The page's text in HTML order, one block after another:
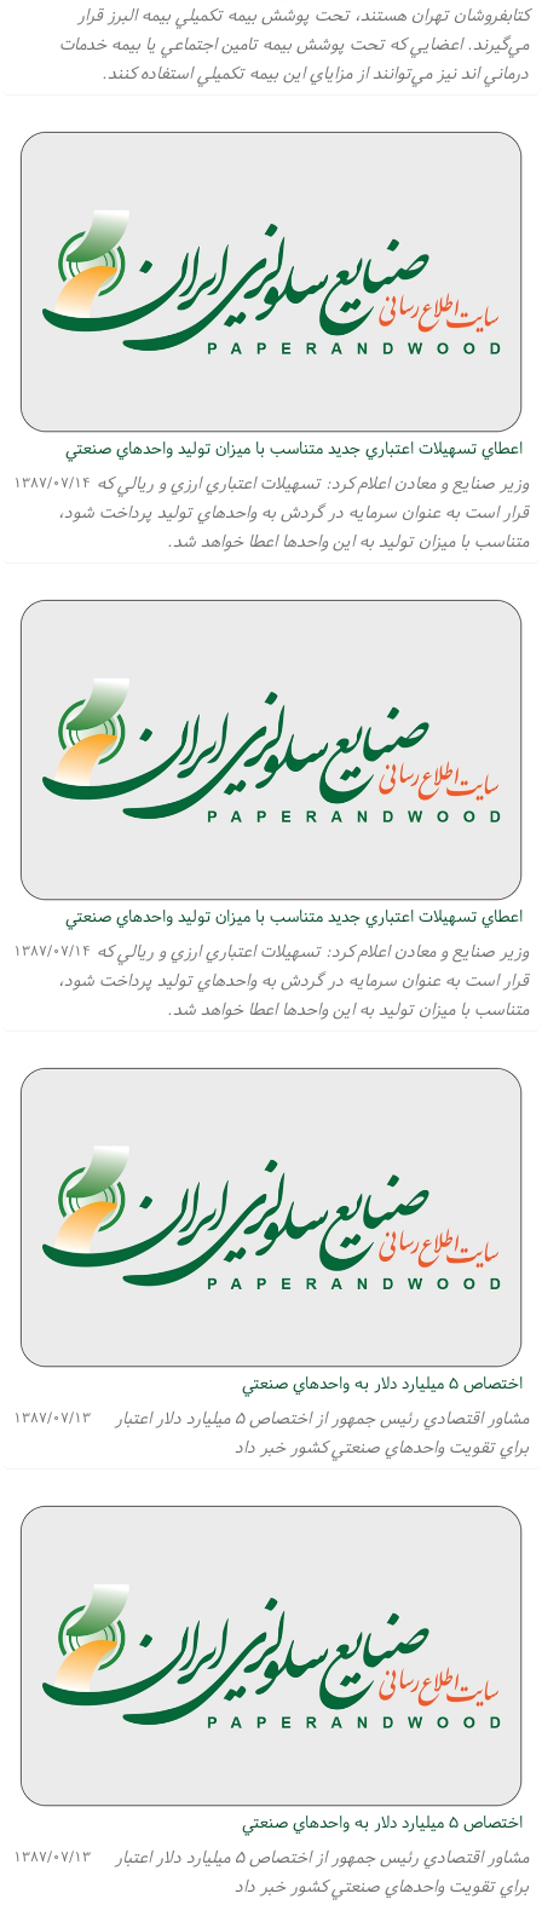
كتابفروشان تهران هستند، تحت پوشش بيمه تكميلي بيمه البرز قرار
مي‌گيرند. اعضايي كه تحت پوشش بيمه تامين اجتماعي يا بيمه خدمات
درماني اند نيز مي‌توانند از مزاياي اين بيمه تكميلي استفاده كنند.
اعطاي تسهيلات اعتباري جديد متناسب با ميزان توليد واحدهاي صنعتي
۱۳۸۷/۰۷/۱۴ وزير صنايع و معادن اعلام كرد: تسهيلات اعتباري ارزي و ريالي كه
قرار است به عنوان سرمايه در گردش به واحدهاي توليد پرداخت شود،
متناسب با ميزان توليد به اين واحدها اعطا خواهد شد.
اعطاي تسهيلات اعتباري جديد متناسب با ميزان توليد واحدهاي صنعتي
۱۳۸۷/۰۷/۱۴ وزير صنايع و معادن اعلام كرد: تسهيلات اعتباري ارزي و ريالي كه
قرار است به عنوان سرمايه در گردش به واحدهاي توليد پرداخت شود،
متناسب با ميزان توليد به اين واحدها اعطا خواهد شد.
اختصاص ۵ ميليارد دلار به واحدهاي صنعتي
۱۳۸۷/۰۷/۱۳
مشاور اقتصادي رئيس جمهور از اختصاص ۵ ميليارد دلار اعتبار
براي تقويت واحدهاي صنعتي كشور خبر داد
اختصاص ۵ ميليارد دلار به واحدهاي صنعتي
۱۳۸۷/۰۷/۱۳
مشاور اقتصادي رئيس جمهور از اختصاص ۵ ميليارد دلار اعتبار
براي تقويت واحدهاي صنعتي كشور خبر داد